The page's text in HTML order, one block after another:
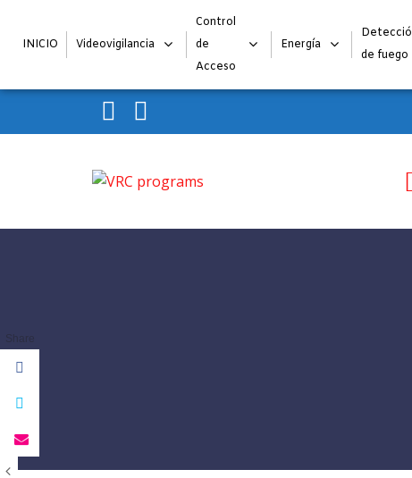
INICIO Videovigilancia
Control
de
Acceso
Energía
de fuego
Skip to navigation
Share